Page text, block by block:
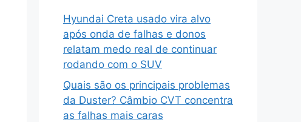
Hyundai Creta usado vira alvo
após onda de falhas e donos
relatam medo real de continuar
rodando com o SUV
Quais são os principais problemas
da Duster? Câmbio CVT concentra
as falhas mais caras